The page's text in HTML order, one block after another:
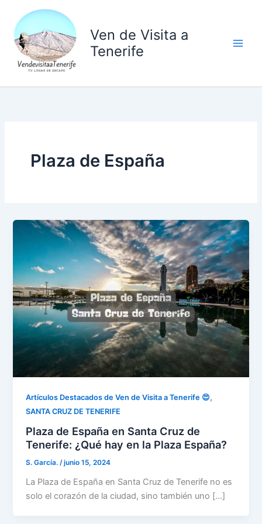
contenido
Ven de Visita a
Tenerife
Plaza de España
Artículos Destacados de Ven de Visita a Tenerife 😍,
SANTA CRUZ DE TENERIFE
Plaza de España en Santa Cruz de
Tenerife: ¿Qué hay en la Plaza España?
S. García./junio 15, 2024
La Plaza de España en Santa Cruz de Tenerife no es
solo el corazón de la ciudad, sino también uno […]